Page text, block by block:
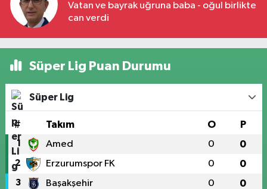
Vatan ve bayrak uğruna baba - oğul birlikte
can verdi
Süper Lig Puan Durumu
Süper Lig
# Takım O P
1 Amed 0 0
2 Erzurumspor FK 0 0
3 Başakşehir 0 0